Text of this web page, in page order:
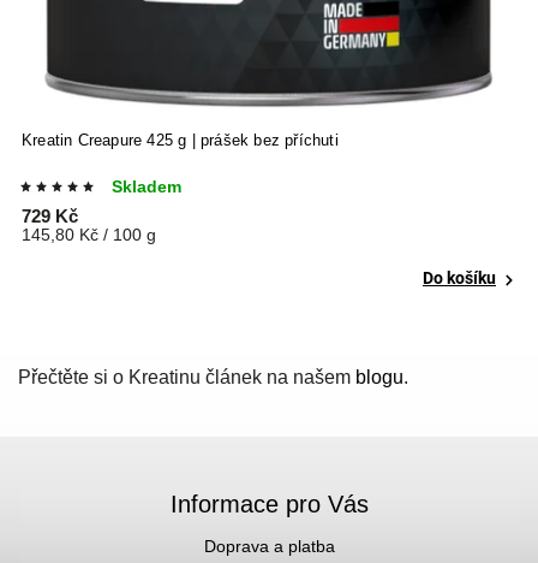
Kreatin Creapure 425 g | prášek bez příchuti
Skladem
729 Kč
145,80 Kč / 100 g
Do košíku
Přečtěte si o Kreatinu článek na našem blogu.
Informace pro Vás
Doprava a platba